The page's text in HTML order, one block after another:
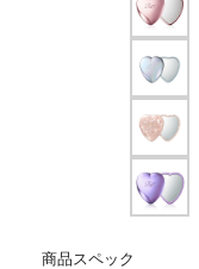
商品スペック